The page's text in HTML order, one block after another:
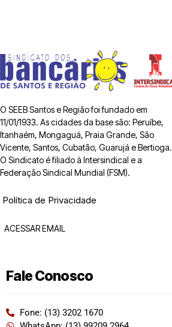
O SEEB Santos e Região foi fundado em
11/01/1933. As cidades da base são: Peruíbe,
Itanhaém, Mongaguá, Praia Grande, São
Vicente, Santos, Cubatão, Guarujá e Bertioga.
O Sindicato é filiado à Intersindical e a
Federação Sindical Mundial (FSM).
Política de Privacidade
ACESSAR EMAIL
Fale Conosco
Fone: (13) 3202 1670